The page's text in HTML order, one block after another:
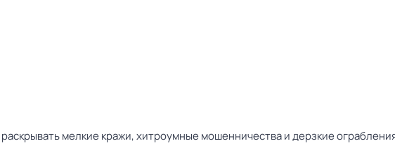
мелкие кражи, хитроумные мошенничества и дерзкие